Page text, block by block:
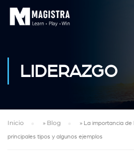
LIDERAZGO
Inicio » Blog » La importancia de
principales tipos y algunos ejemplos